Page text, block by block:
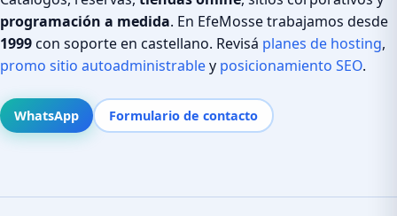
programación a medida. En EfeMosse trabajamos desde
1999con soporte en castellano. Revisá planes de hosting,
promo sitio autoadministrabley posicionamiento SEO.
WhatsApp Formulario de contacto